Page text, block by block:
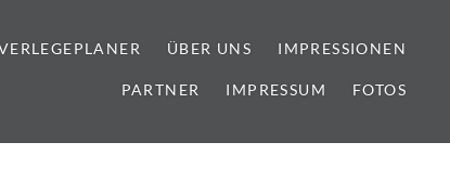
ÜBER UNS IMPRESSIONEN
PARTNER IMPRESSUM FOTOS